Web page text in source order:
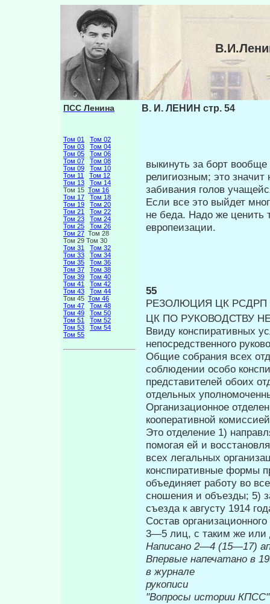
ПСС Ленина
Том 01
Том 02
Том 03
Том 04
Том 05
Том 06
Том 07
Том 08
Том 09
Том 10
Том 11
Том 12
Том 13
Том 14
Том 15 Том 16
Том 17
Том 18
Том 19
Том 20
Том 21
Том 22
Том 23
Том 24
Том 25
Том 26
Том 27 Том 28
Том 29 Том 30
Том 31
Том 32
Том 33
Том 34
Том 35
Том 36
Том 37
Том 38
Том 39
Том 40
Том 41
Том 42
Том 43
Том 44
Том 45 Том 46
Том 47
Том 48
Том 49
Том 50
Том 51
Том 52
Том 53
Том 54
Том 55
В. И. ЛЕНИН стр. 54
выкинуть за борт
религиоз­ным; это значит
забивания голов
Если все это выйдет
не бе­да. Надо же ценить
европеизации.
55
РЕЗОЛЮЦИЯ ЦК РСДРП
ЦК ПО РУКОВОДСТВУ
Ввиду конспиративных
непосредствен­ного
Общие собрания всех
со­блюдении особо
представителей обоих
отдельных
Организационное
кооперативной
Это отделение 1)
по­могая ей и
всех легаль­ных
конспиративные формы
объединяет работу во
сношения и объезды; 5)
съезда к августу 1914
Состав
3—5 лиц, с таким же или
Написано 2—4 (15—17)
Впервые напечатано в
в журнале
рукописи
"Вопросы истории